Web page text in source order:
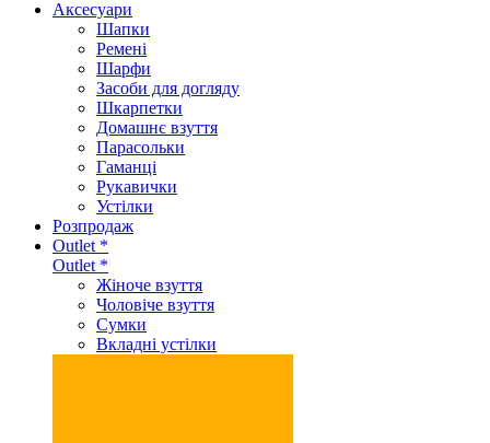
Аксеcуари
Шапки
Ремені
Шарфи
Засоби для догляду
Шкарпетки
Домашнє взуття
Парасольки
Гаманці
Рукавички
Устілки
Розпродаж
Outlet *
Outlet *
Жіноче взуття
Чоловіче взуття
Сумки
Вкладні устілки